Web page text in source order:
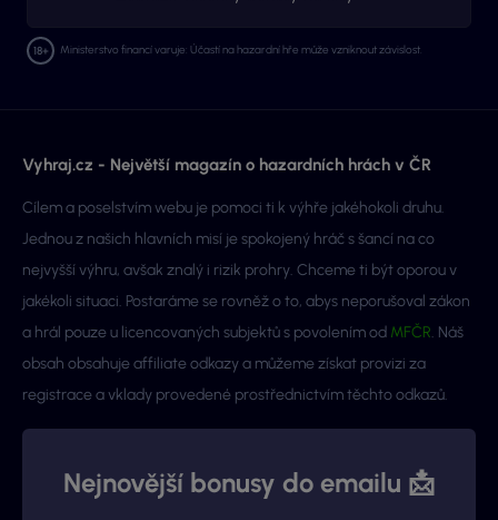
Ministerstvo financí varuje: Účastí na hazardní hře může vzniknout závislost.
Vyhraj.cz - Největší magazín o hazardních hrách v ČR
Cílem a poselstvím webu je pomoci ti k výhře jakéhokoli druhu.
Jednou z našich hlavních misí je spokojený hráč s šancí na co
nejvyšší výhru, avšak znalý i rizik prohry. Chceme ti být oporou v
jakékoli situaci. Postaráme se rovněž o to, abys neporušoval zákon
a hrál pouze u licencovaných subjektů s povolením od MFČR. Náš
obsah obsahuje affiliate odkazy a můžeme získat provizi za
registrace a vklady provedené prostřednictvím těchto odkazů.
Nejnovější bonusy do emailu 📩